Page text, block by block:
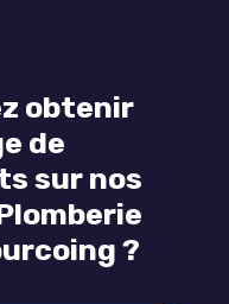
obtenir
de
sur nos
?